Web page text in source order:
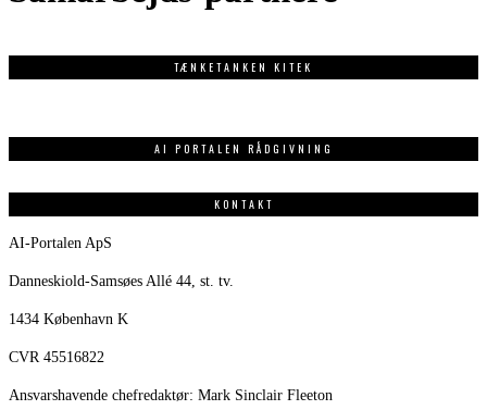
TÆNKETANKEN KITEK
AI PORTALEN RÅDGIVNING
KONTAKT
AI-Portalen ApS
Danneskiold-Samsøes Allé 44, st. tv.
1434 København K
CVR 45516822
Ansvarshavende chefredaktør: Mark Sinclair Fleeton